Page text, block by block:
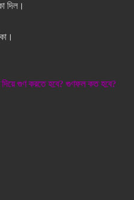
দিল।
গুণ করতে হবে? গুণফল কত হবে?